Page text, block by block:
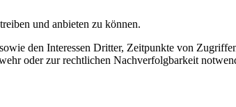
und anbieten zu können.
den Interessen Dritter, Zeitpunkte von
oder zur rechtlichen Nachverfolgbarkeit